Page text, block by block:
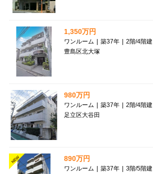
1,350万円
ワンルーム | 築37年 | 2階/4階建
豊島区北大塚
980万円
ワンルーム | 築37年 | 2階/4階建
足立区大谷田
NEW 890万円
ワンルーム | 築37年 | 3階/5階建